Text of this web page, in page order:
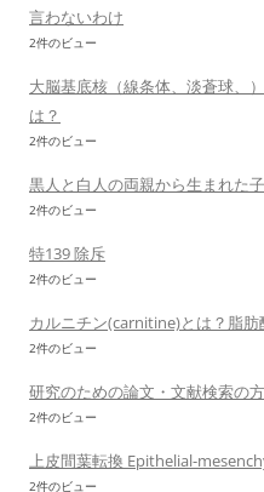
言わないわけ
2件のビュー
大脳基底核（線条体、淡蒼球、
は？
2件のビュー
黒人と白人の両親から生まれた
2件のビュー
特139 除斥
2件のビュー
カルニチン(carnitine)とは？脂
2件のビュー
研究のための論文・文献検索の
2件のビュー
上皮間葉転換 Epithelial-
2件のビュー